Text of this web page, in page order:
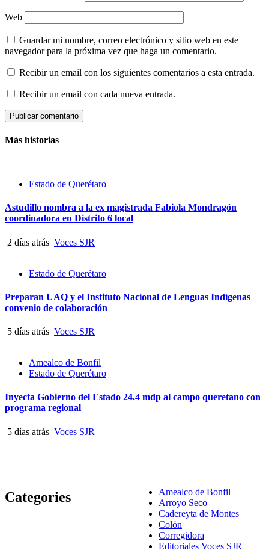
Web
Guardar mi nombre, correo electrónico y sitio web en este
navegador para la próxima vez que haga un comentario.
Recibir un email con los siguientes comentarios a esta entrada.
Recibir un email con cada nueva entrada.
Más historias
Estado de Querétaro
Astudillo nombra a la ex magistrada Fabiola Mondragón
coordinadora en Distrito 6 local
2 días atrás Voces SJR
Estado de Querétaro
Preparan UAQ y el Instituto Nacional de Lenguas Indígenas
convenio de colaboración
5 días atrás Voces SJR
Amealco de Bonfil
Estado de Querétaro
Inyecta Gobierno del Estado 24.4 mdp al campo queretano con
programa regional
5 días atrás Voces SJR
Categories
Amealco de Bonfil
Arroyo Seco
Cadereyta de Montes
Colón
Corregidora
Editoriales Voces SJR